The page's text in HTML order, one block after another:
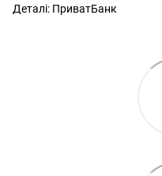
Деталі: ПриватБанк